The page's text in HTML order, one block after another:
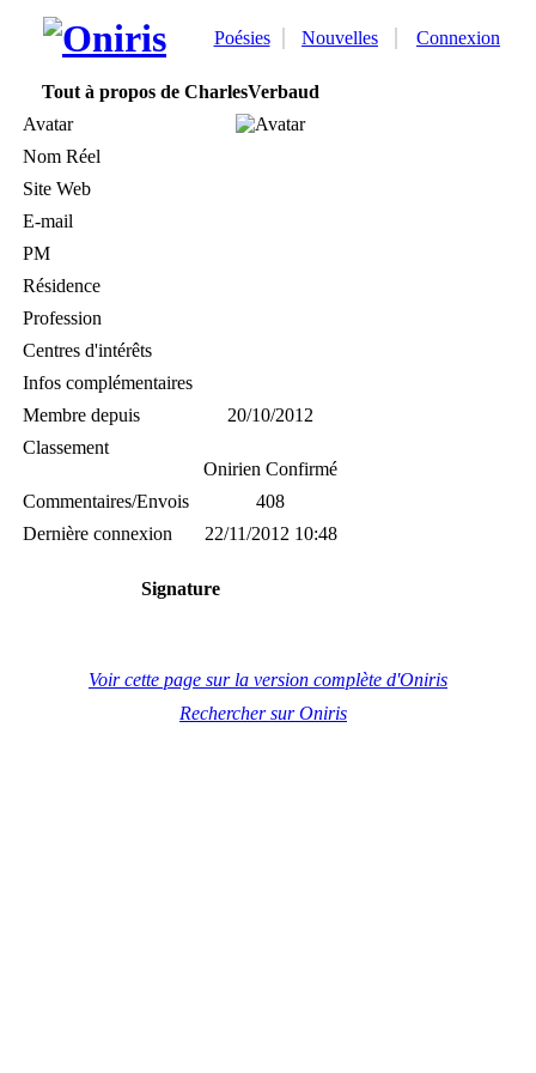
Poésies Nouvelles Connexion
Tout à propos de CharlesVerbaud
Avatar
Nom Réel
Site Web
E-mail
PM
Résidence
Profession
Centres d'intérêts
Infos complémentaires
Membre depuis
20/10/2012
Classement
Onirien Confirmé
Commentaires/Envois
408
Dernière connexion
22/11/2012 10:48
Signature
Voir cette page sur la version complète d'Oniris
Rechercher sur Oniris